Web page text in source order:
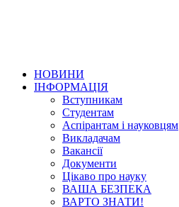
НОВИНИ
ІНФОРМАЦІЯ
Вступникам
Студентам
Аспірантам і науковцям
Викладачам
Вакансії
Документи
Цікаво про науку
ВАША БЕЗПЕКА
ВАРТО ЗНАТИ!